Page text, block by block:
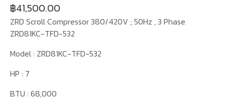
฿41,500.00
ZRD Scroll Compressor 380/420V ; 50Hz , 3 Phase
ZRD81KC-TFD-532
Model : ZRD81KC-TFD-532
HP : 7
BTU : 68,000